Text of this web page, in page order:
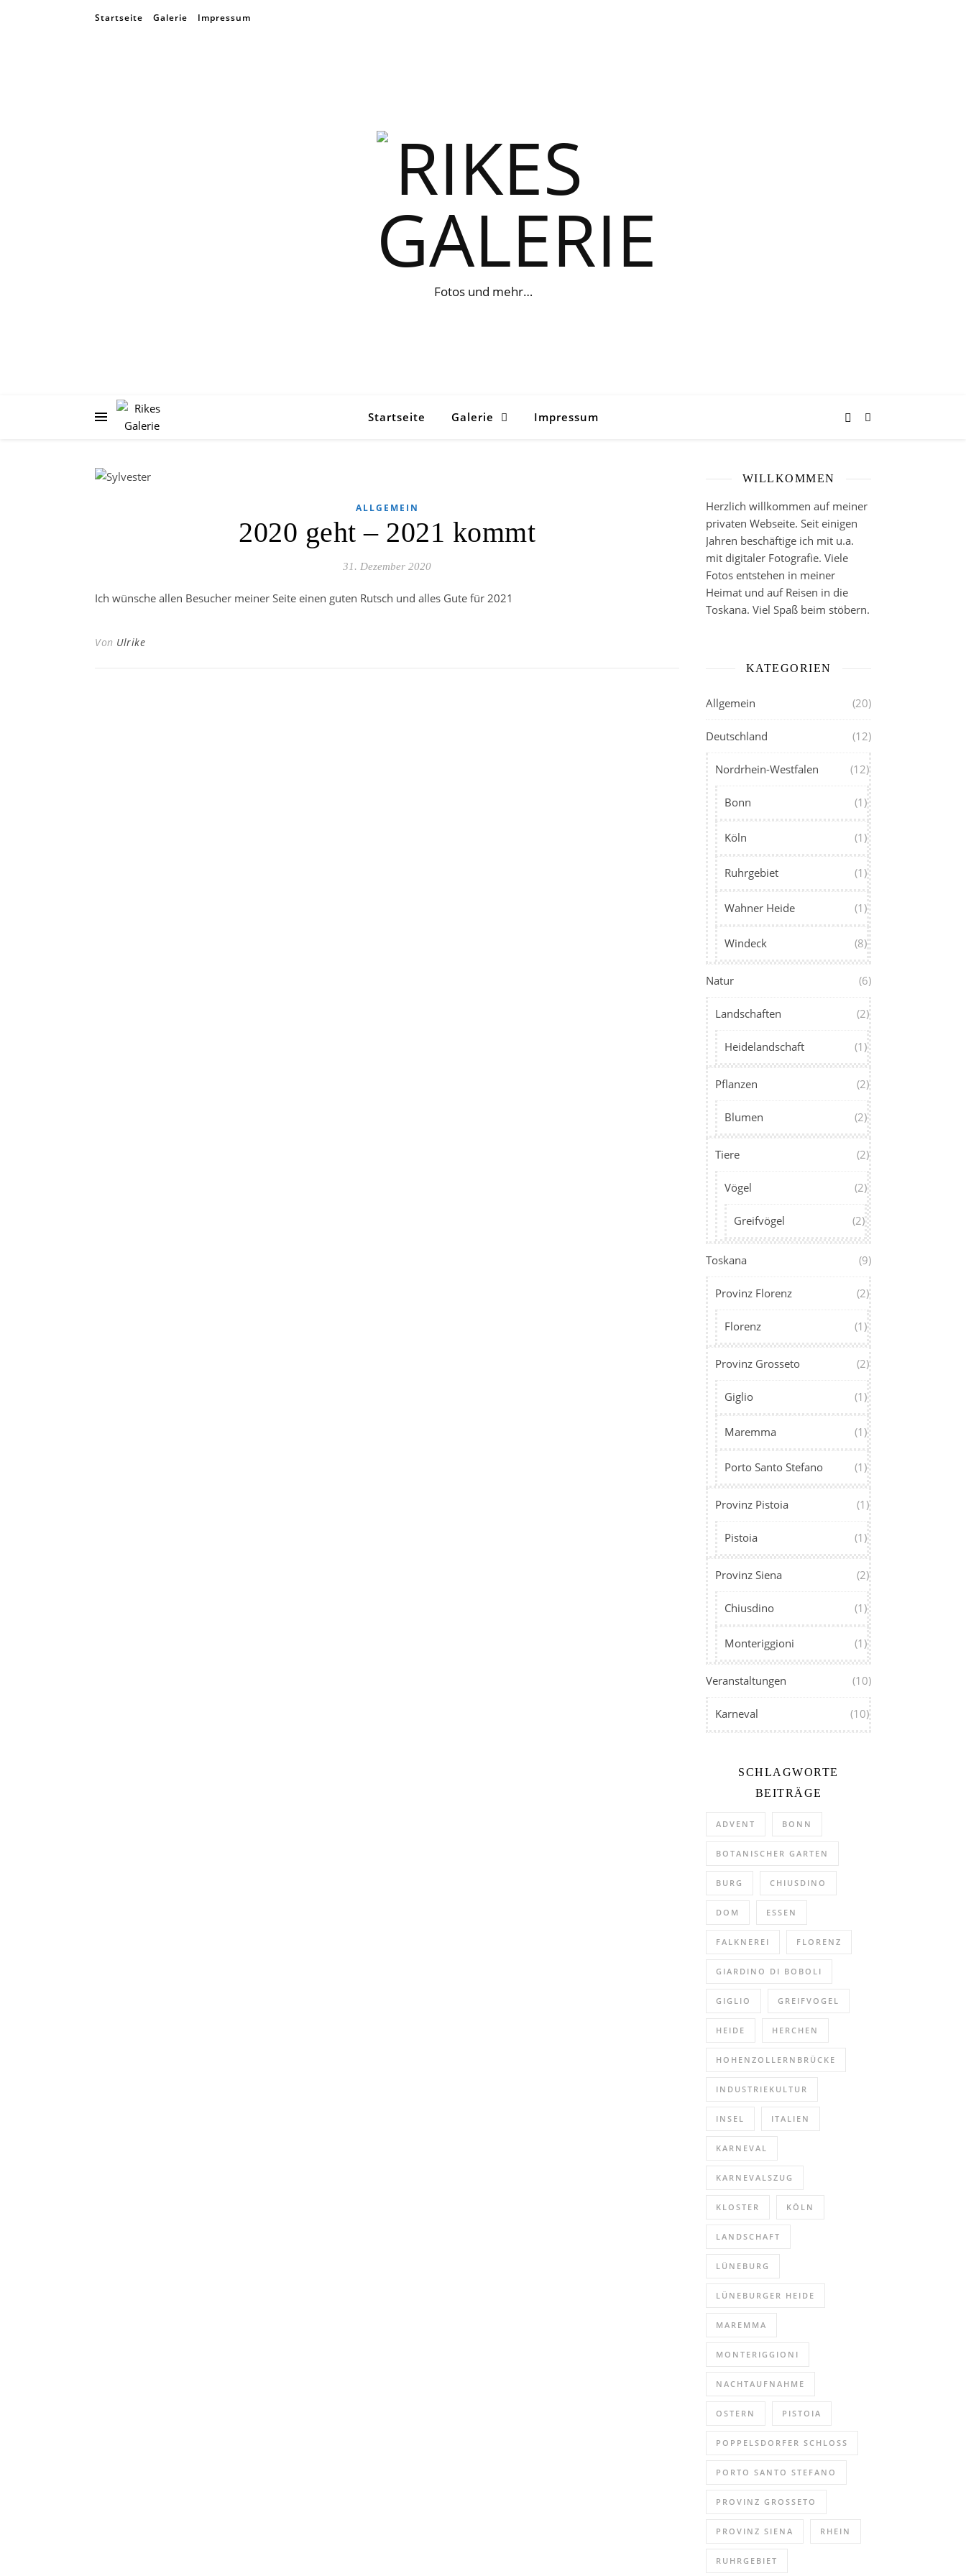
Startseite Galerie Impressum
Fotos und mehr…
Startseite Galerie Impressum
ALLGEMEIN
2020 geht – 2021 kommt
31. Dezember 2020
Ich wünsche allen Besucher meiner Seite einen guten Rutsch und alles Gute für 2021
Von Ulrike
WILLKOMMEN
Herzlich willkommen auf meiner
privaten Webseite. Seit einigen
Jahren beschäftige ich mit u.a.
mit digitaler Fotografie. Viele
Fotos entstehen in meiner
Heimat und auf Reisen in die
Toskana. Viel Spaß beim stöbern.
KATEGORIEN
Allgemein (20)
Deutschland (12)
Nordrhein-Westfalen (12)
Bonn (1)
Köln (1)
Ruhrgebiet (1)
Wahner Heide (1)
Windeck (8)
Natur (6)
Landschaften (2)
Heidelandschaft (1)
Pflanzen (2)
Blumen (2)
Tiere (2)
Vögel (2)
Greifvögel (2)
Toskana (9)
Provinz Florenz (2)
Florenz (1)
Provinz Grosseto (2)
Giglio (1)
Maremma (1)
Porto Santo Stefano (1)
Provinz Pistoia (1)
Pistoia (1)
Provinz Siena (2)
Chiusdino (1)
Monteriggioni (1)
Veranstaltungen (10)
Karneval (10)
SCHLAGWORTE
BEITRÄGE
ADVENT BONN
BOTANISCHER GARTEN
BURG CHIUSDINO
DOM ESSEN
FALKNEREI FLORENZ
GIARDINO DI BOBOLI
GIGLIO GREIFVOGEL
HEIDE HERCHEN
HOHENZOLLERNBRÜCKE
INDUSTRIEKULTUR
INSEL ITALIEN
KARNEVAL
KARNEVALSZUG
KLOSTER KÖLN
LANDSCHAFT
LÜNEBURG
LÜNEBURGER HEIDE
MAREMMA
MONTERIGGIONI
NACHTAUFNAHME
OSTERN PISTOIA
POPPELSDORFER SCHLOSS
PORTO SANTO STEFANO
PROVINZ GROSSETO
PROVINZ SIENA RHEIN
RUHRGEBIET